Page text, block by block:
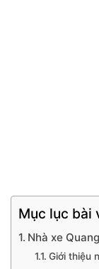
Mục lục bài
Nhà xe
Giới thiệu